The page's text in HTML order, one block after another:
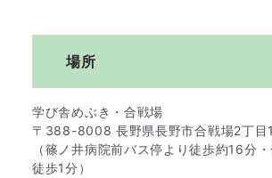
場所
学び舎めぶき・合戦場
〒388-8008 長野県長野市合戦場2丁
（篠ノ井病院前バス停より徒歩約16分
徒歩1分）